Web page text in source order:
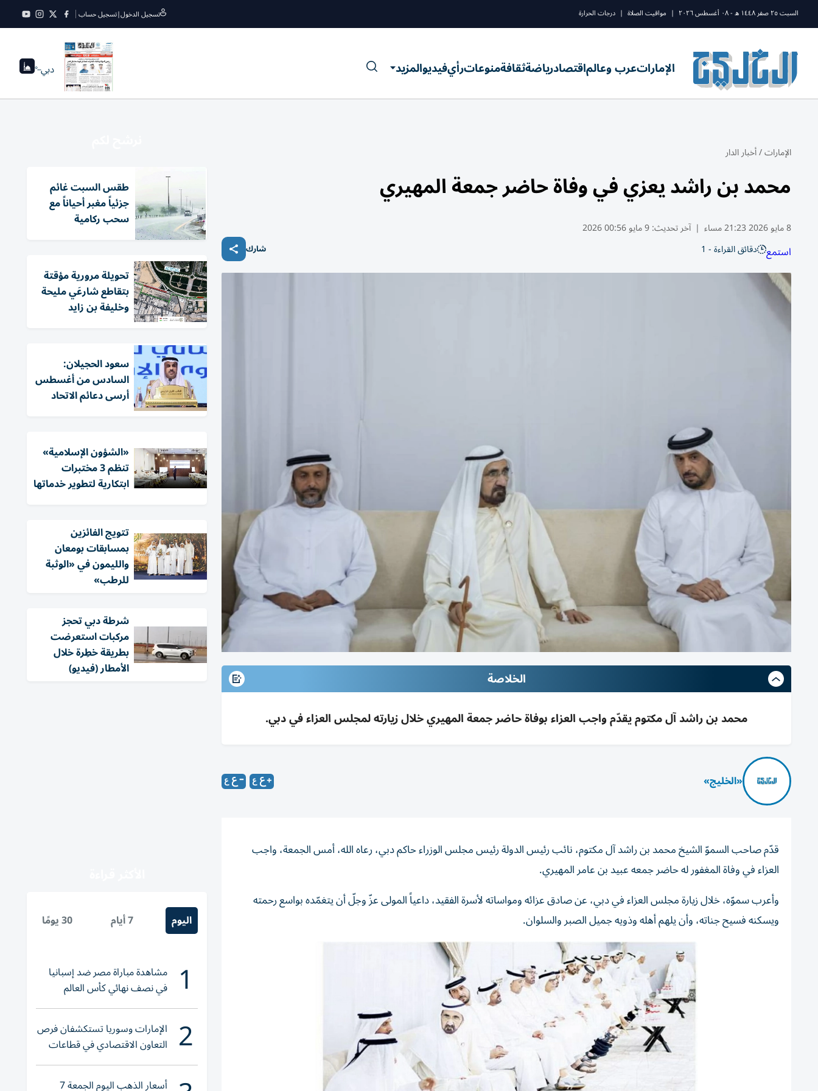
السبت ٢٥ صفر ١٤٤٨ ه - ٠٨ أغسطس ٢٠٢٦ | مواقيت الصلاة | درجات الحرارة تسجيل الدخول|تسجيل حساب
الإماراتعرب وعالماقتصادرياضةثقافةمنوعاترأيفيديوالمزيد دبي--°
الإمارات/أخبار الدار
محمد بن راشد يعزي في وفاة حاضر جمعة المهيري
8 مايو 2026 21:23 مساء | آخر تحديث:9 مايو 00:56 2026
استمع دقائق القراءة - 1 شارك
الخلاصة
محمد بن راشد آل مكتوم يقدّم واجب العزاء بوفاة حاضر جمعة المهيري خلال زيارته لمجلس العزاء في دبي.
«الخليج»
قدّم صاحب السموّ الشيخ محمد بن راشد آل مكتوم، نائب رئيس الدولة رئيس مجلس الوزراء حاكم دبي، رعاه الله، أمس الجمعة، واجب
العزاء في وفاة المغفور له حاضر جمعه عبيد بن عامر المهيري.
وأعرب سموّه، خلال زيارة مجلس العزاء في دبي، عن صادق عزائه ومواساته لأسرة الفقيد، داعياً المولى عزّ وجلّ أن يتغمّده بواسع رحمته
ويسكنه فسيح جناته، وأن يلهم أهله وذويه جميل الصبر والسلوان.
طقس السبت غائم
جزئياً مغبر أحياناً مع
سحب ركامية
تحويلة مرورية مؤقتة
بتقاطع شارعَي مليحة
وخليفة بن زايد
سعود الحجيلان:
السادس من أغسطس
أرسى دعائم الاتحاد
«الشؤون الإسلامية»
تنظم 3 مختبرات
ابتكارية لتطوير خدماتها
تتويج الفائزين
بمسابقات بومعان
والليمون في «الوثبة
للرطب»
شرطة دبي تحجز
مركبات استعرضت
بطريقة خطِرة خلال
الأمطار (فيديو)
اليوم 7 أيام 30 يومًا
1 مشاهدة مباراة مصر ضد إسبانيا
في نصف نهائي كأس العالم
لناشئات اليد 2026
2 الإمارات وسوريا تستكشفان فرص
التعاون الاقتصادي في قطاعات
حيوية
أسعار الذهب اليوم الجمعة 7